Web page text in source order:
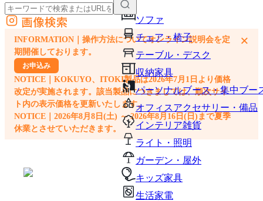
ソファ
チェア・椅子
テーブル・デスク
収納家具
パーソナルブース・集中ブー
オフィスアクセサリー・備品
インテリア雑貨
ライト・照明
ガーデン・屋外
キッズ家具
生活家電
外部サイトの商品をカートに追加
他のサイトで見つけた商品ページのURLを貼り付けて、カートに追加できます
画像検索
INFORMATION｜操作方法についてオンライン説明会を定
期開催しております。
お申込み
NOTICE｜KOKUYO、ITOKI製品は2026年7月1日より価格
改定が実施されます。該当製品につきましては、順次サイ
ト内の表示価格を更新いたします。
NOTICE｜2026年8月8日(土) ～ 2026年8月16日(日)まで夏季
休業とさせていただきます。
×